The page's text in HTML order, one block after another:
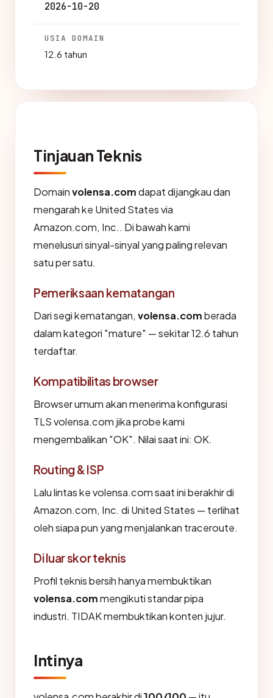
2026-10-20
USIA DOMAIN
12.6 tahun
Tinjauan Teknis
Domainvolensa.comdapat dijangkau dan
mengarah ke United States via
Amazon.com, Inc.. Di bawah kami
menelusuri sinyal-sinyal yang paling relevan
satu per satu.
Pemeriksaan kematangan
Dari segi kematangan, volensa.comberada
dalam kategori "mature" — sekitar 12.6 tahun
terdaftar.
Kompatibilitas browser
Browser umum akan menerima konfigurasi
TLS volensa.com jika probe kami
mengembalikan "OK". Nilai saat ini: OK.
Routing & ISP
Lalu lintas ke volensa.com saat ini berakhir di
Amazon.com, Inc. di United States — terlihat
oleh siapa pun yang menjalankan traceroute.
Di luar skor teknis
Profil teknis bersih hanya membuktikan
volensa.commengikuti standar pipa
industri. TIDAK membuktikan konten jujur.
Intinya